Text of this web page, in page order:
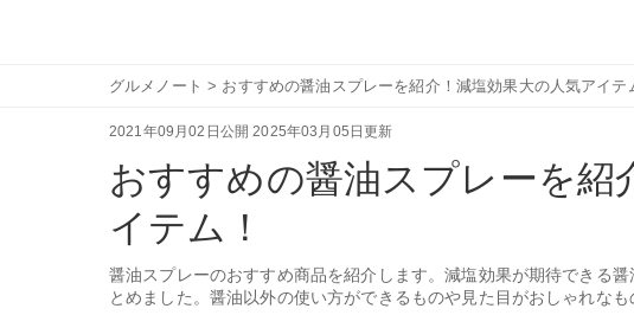
グルメノート > おすすめの醤油スプレーを紹介！減塩効果大の人気アイテ
2021年09月02日公開 2025年03月05日更新
おすすめの醤油スプレーを紹
イテム！
醤油スプレーのおすすめ商品を紹介します。減塩効果が期待できる
とめました。醤油以外の使い方ができるものや見た目がおしゃれな